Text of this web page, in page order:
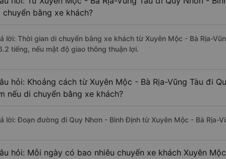
chuyển bằng xe khách?
lời: Thời gian di chuyển bằng xe khách từ Xuyên Mộc - Bà Rịa-
tiếng, nếu mật độ giao thông thuận lợi.
hỏi: Khoảng cách từ Xuyên Mộc - Bà Rịa-Vũng Tàu đi
nếu di chuyển bằng xe khách?
lời: Đoạn đường đi Quy Nhơn - Bình Định từ Xuyên Mộc - Bà Rịa-
hỏi: Mỗi ngày có bao nhiêu chuyến xe khách Xuyên